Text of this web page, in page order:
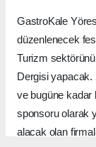
GastroKale
düzenlenecek
Turizm
Dergisi yapacak.
ve bugüne kadar
sponsoru olarak
alacak olan